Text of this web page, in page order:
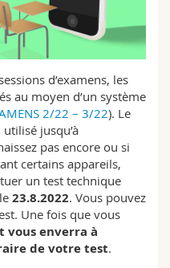
d’examens, les
au moyen d’un système
2/22 – 3/22). Le
jusqu’à
pas encore ou si
certains appareils,
un test technique
23.8.2022. Vous pouvez
Une fois que vous
vous enverra à
de votre test.